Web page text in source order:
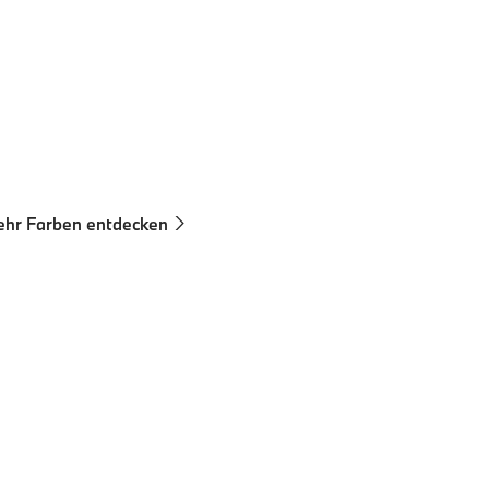
Farben entdecken